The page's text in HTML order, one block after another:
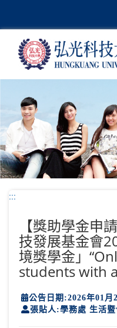
主
容
區
塊
:::
【獎助學金申
技發展基金會
境獎學金」
students with
公告日期:2026年01月
張貼人:學務處 生活